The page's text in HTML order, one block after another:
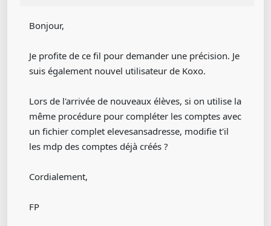
Bonjour,
Je profite de ce fil pour demander une précision. Je
suis également nouvel utilisateur de Koxo.
Lors de l'arrivée de nouveaux élèves, si on utilise la
même procédure pour compléter les comptes avec
un fichier complet elevesansadresse, modifie t'il
les mdp des comptes déjà créés ?
Cordialement,
FP